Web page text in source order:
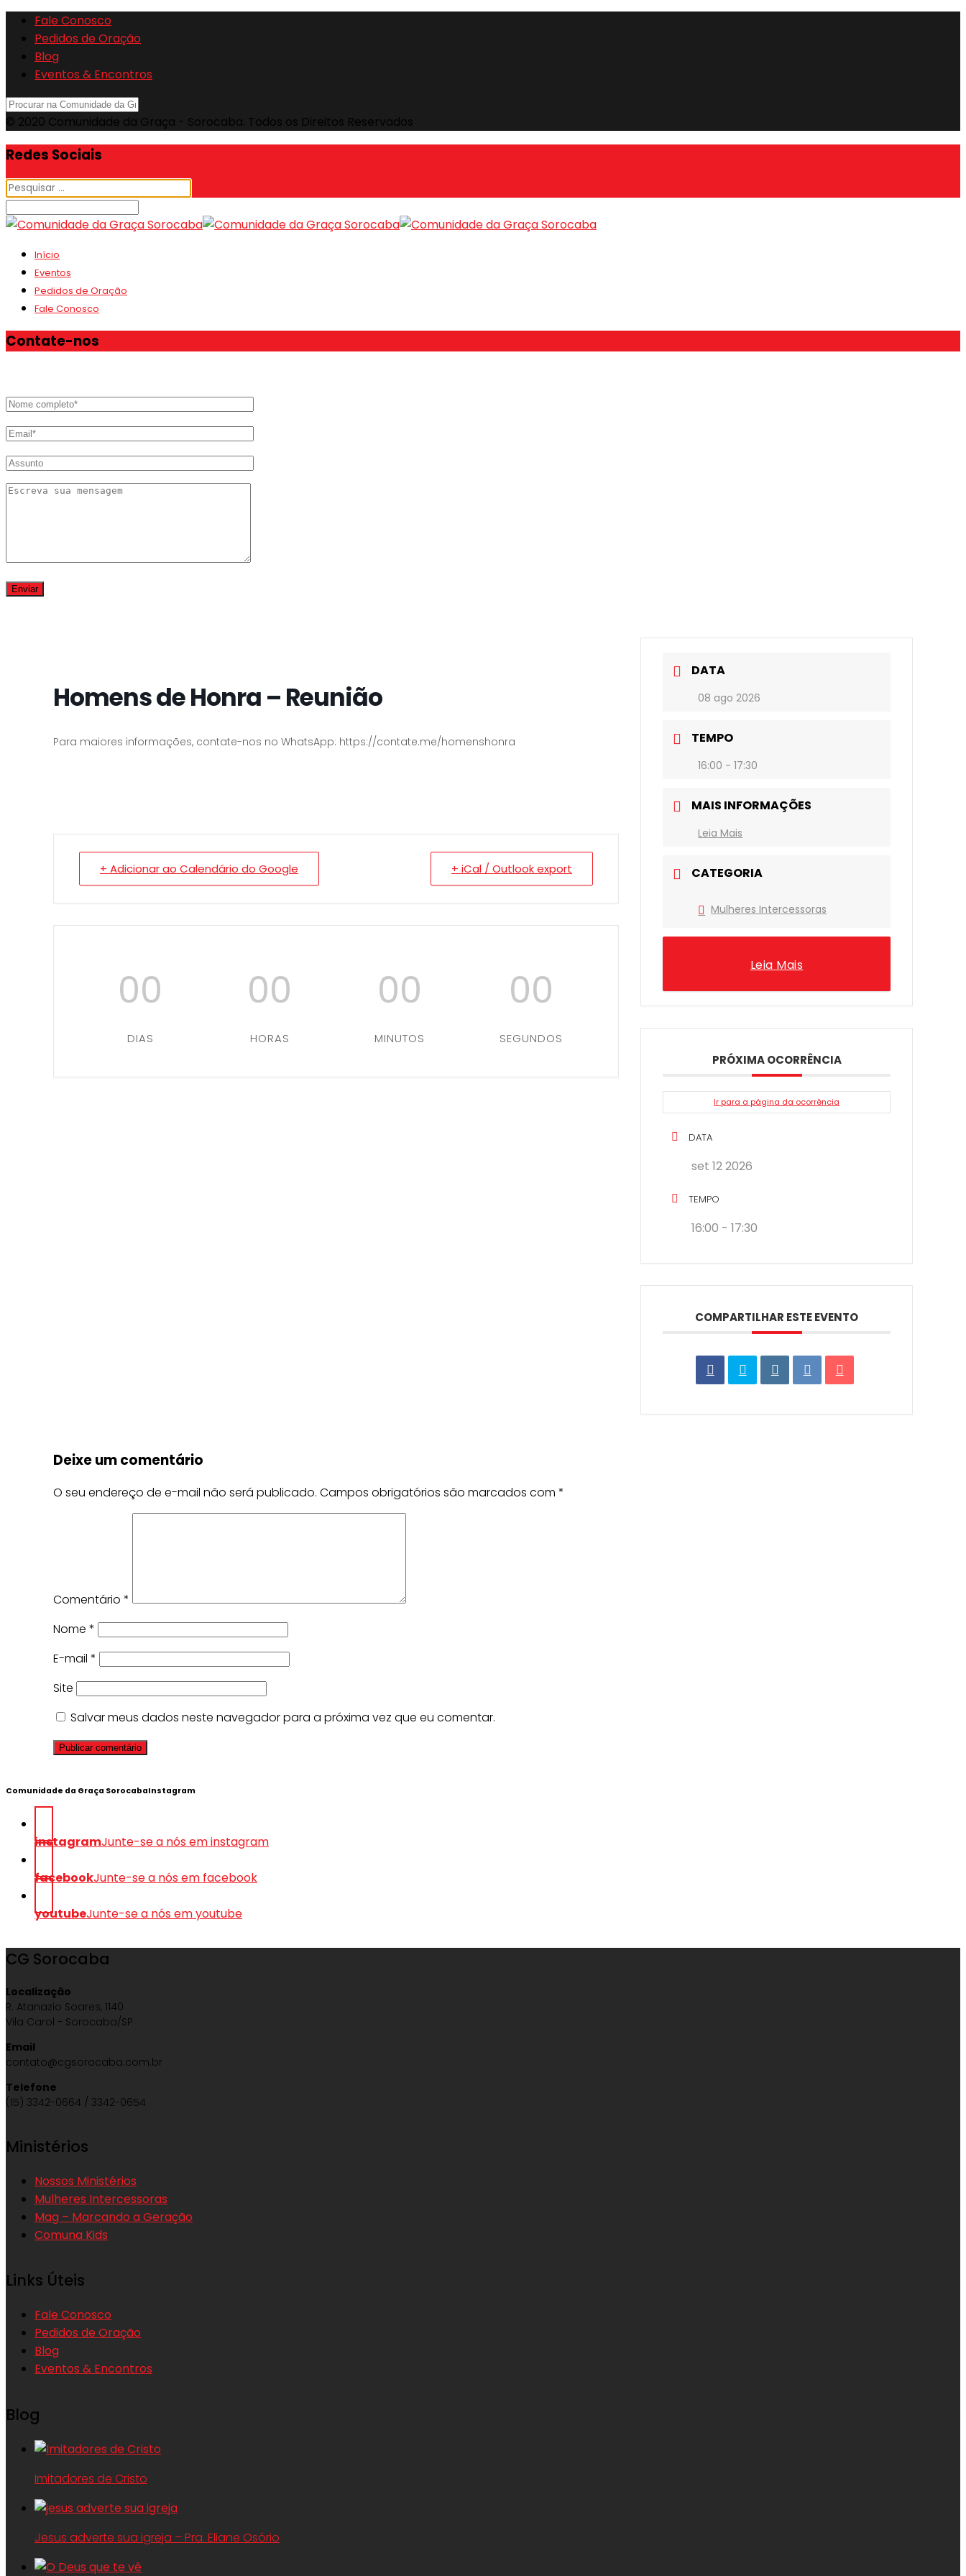
Fale Conosco
Pedidos de Oração
Blog
Eventos & Encontros
© 2020 Comunidade da Graça - Sorocaba. Todos os Direitos Reservados
Redes Sociais
Início
Eventos
Pedidos de Oração
Fale Conosco
Contate-nos
Homens de Honra – Reunião
Para maiores informações, contate-nos no WhatsApp: https://contate.me/homenshonra
+ Adicionar ao Calendário do Google + iCal / Outlook export
00
DIAS
00
HORAS
00
MINUTOS
00
SEGUNDOS
DATA
08 ago 2026
TEMPO
16:00 - 17:30
MAIS INFORMAÇÕES
Leia Mais
CATEGORIA
Mulheres Intercessoras
Leia Mais
PRÓXIMA OCORRÊNCIA
Ir para a página da ocorrência
DATA
set 12 2026
TEMPO
16:00 - 17:30
COMPARTILHAR ESTE EVENTO
Deixe um comentário
O seu endereço de e-mail não será publicado. Campos obrigatórios são marcados com *
Comentário *
Nome *
E-mail *
Site
Salvar meus dados neste navegador para a próxima vez que eu comentar.
Comunidade da Graça SorocabaInstagram
instagramJunte-se a nós em instagram
facebookJunte-se a nós em facebook
youtubeJunte-se a nós em youtube
CG Sorocaba
Localização
R. Atanazio Soares, 1140
Vila Carol - Sorocaba/SP
Email
contato@cgsorocaba.com.br
Telefone
(15) 3342-0664 / 3342-0654
Ministérios
Nossos Ministérios
Mulheres Intercessoras
Mag – Marcando a Geração
Comuna Kids
Links Úteis
Fale Conosco
Pedidos de Oração
Blog
Eventos & Encontros
Blog
Imitadores de Cristo
Jesus adverte sua igreja – Pra. Eliane Osório